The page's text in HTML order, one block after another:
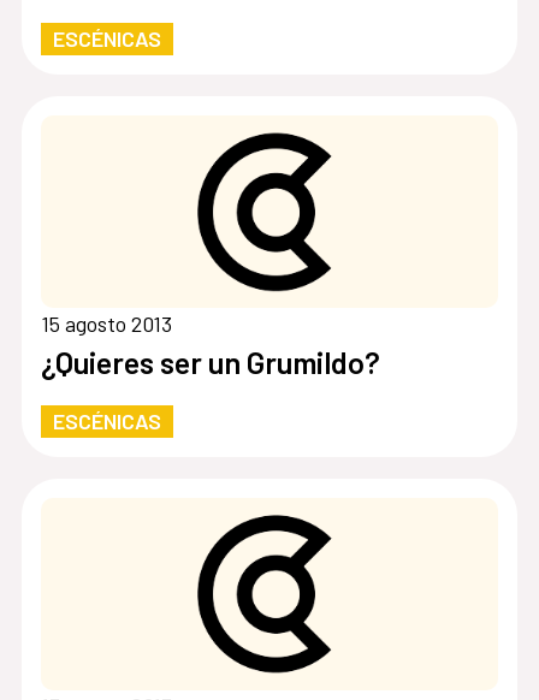
ESCÉNICAS
15 agosto 2013
¿Quieres ser un Grumildo?
ESCÉNICAS